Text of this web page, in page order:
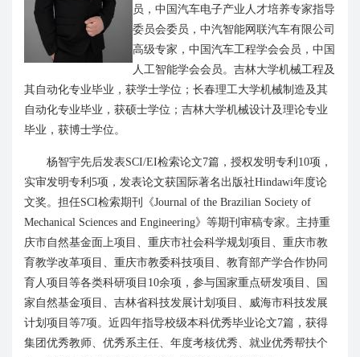
员，中国 汽车电子产业 人才培养专家指导
委员会委员 ， 中汽智能网联汽车有限公司
高级专家 ，中国汽车工程学会会员，中国
人工智能学会会员。 吉林大学机械工程及
其自动化专业毕业，获学士学位；长春理工大学机械制造及其
自动化专业毕业，获硕士学位；吉林大学机械设计及理论专业
毕业，获博士学位。
杨智宇先后发表SCI/EI检索论文7篇，授权发明专利 10项，
实审发明专利 5项， 发表论文获 国际著名出版社Hindawi年度论
文奖。担任SCI检索期刊《Journal of the Brazilian Society of
Mechanical Sciences and Engineering》等期刊审稿专家。主持重
庆市自然基金面上项目、重庆市社会科学规划项目、重庆市教
育教学改革项目、 重庆市教委科技项目、教育部产学合作协同
育人项目等各类科研项目 10余项，参与国家重点研发项目、国
家自然基金项目、吉林省科技发展计划项目、威海市科技发展
计划项目等7项。 近四年指导校级本科优秀毕业论文7篇 ，获得
集团 优秀教师、 优秀系主任、年度考核优秀、就业优秀帮扶个